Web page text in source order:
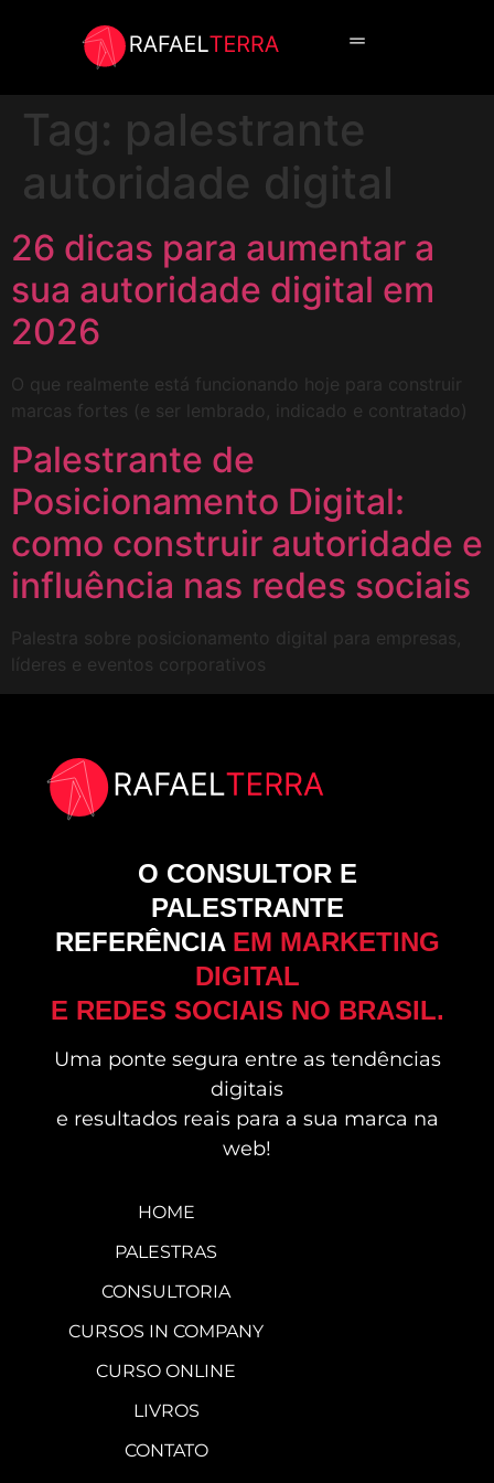
Tag: palestrante
autoridade digital
26 dicas para aumentar a
sua autoridade digital em
2026
O que realmente está funcionando hoje para construir
marcas fortes (e ser lembrado, indicado e contratado)
Palestrante de
Posicionamento Digital:
como construir autoridade e
influência nas redes sociais
Palestra sobre posicionamento digital para empresas,
líderes e eventos corporativos
O CONSULTOR E
PALESTRANTE
REFERÊNCIA EM MARKETING
DIGITAL
E REDES SOCIAIS NO BRASIL.
Uma ponte segura entre as tendências
digitais
e resultados reais para a sua marca na
web!
HOME
PALESTRAS
CONSULTORIA
CURSOS IN COMPANY
CURSO ONLINE
LIVROS
CONTATO